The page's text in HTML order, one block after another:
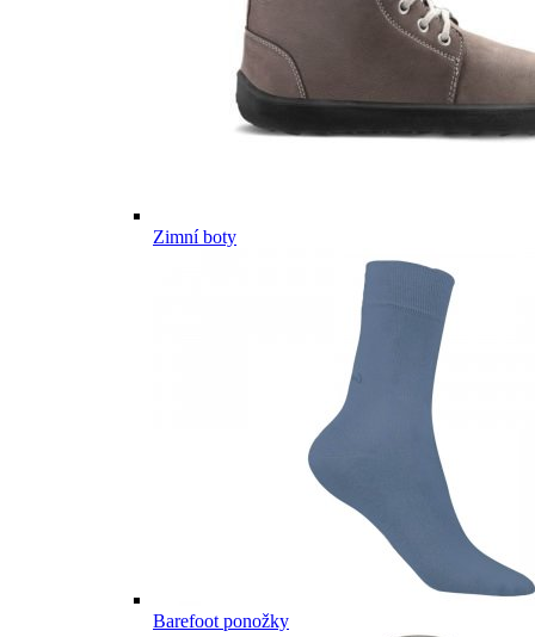
Zimní boty
Barefoot ponožky